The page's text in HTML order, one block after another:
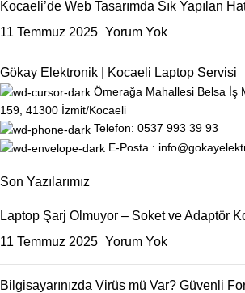
Kocaeli’de Web Tasarımda Sık Yapılan
11 Temmuz 2025 Yorum Yok
Gökay Elektronik | Kocaeli Laptop Servisi
Ömerağa Mahallesi Belsa İş
159, 41300 İzmit/Kocaeli
Telefon: 0537 993 39 93
E-Posta :
Son Yazılarımız
Laptop Şarj Olmuyor – Soket ve Adaptör
11 Temmuz 2025 Yorum Yok
Bilgisayarınızda Virüs mü Var? Güvenli